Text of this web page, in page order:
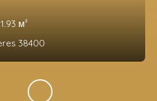
м²
38400